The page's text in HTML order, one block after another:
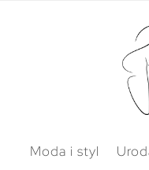
Moda i styl